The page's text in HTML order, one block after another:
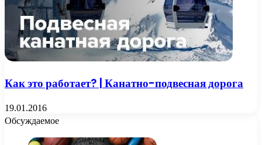
Как это работает? | Канатно-подвесная дорога
19.01.2016
Обсуждаемое